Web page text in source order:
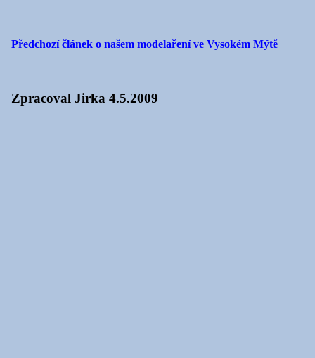
Předchozí článek o našem modelaření ve Vysokém Mýtě
Zpracoval Jirka 4.5.2009